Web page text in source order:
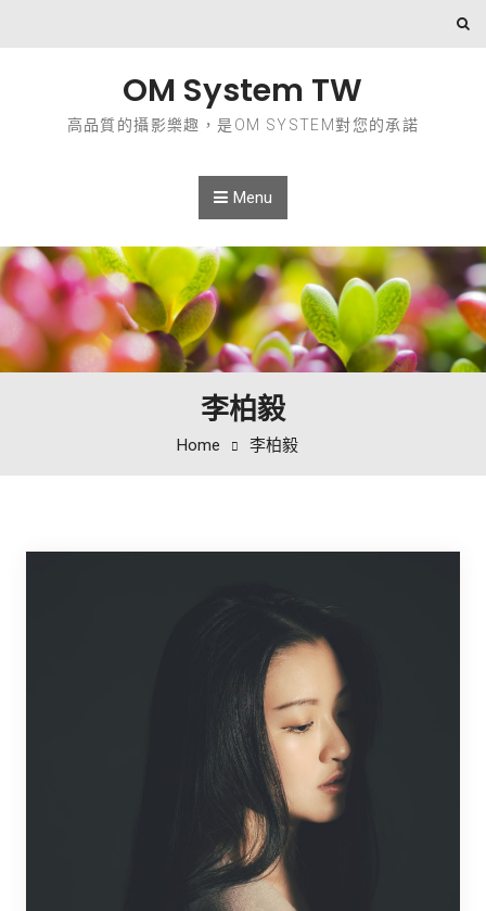
OM System TW
高品質的攝影樂趣，是OM SYSTEM對您的承諾
Menu
李柏毅
Home 李柏毅